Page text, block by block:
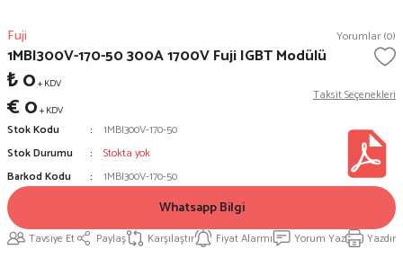
Fuji Yorumlar (0)
1MBI300V-170-50 300A 1700V Fuji IGBT Modülü
₺ 0+ KDV
€ 0+ KDV
Taksit Seçenekleri
Stok Kodu
1MBI300V-170-50
Stok Durumu
Stokta yok
Barkod Kodu
1MBI300V-170-50
Whatsapp Bilgi
Tavsiye Et Paylaş Karşılaştır Fiyat Alarmı Yorum Yaz Yazdır